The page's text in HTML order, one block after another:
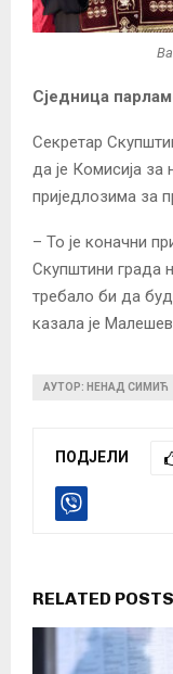
Сједница
Секретар
да је Комисија
приједлозима за
– То је коначни
Скупштини града
требало би да
казала је
АУТОР: НЕНАД СИМИЋ
ПОДЈЕЛИ
RELATED POSTS